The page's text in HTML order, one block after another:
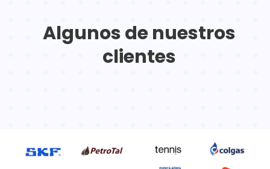
Algunos de nuestros
clientes